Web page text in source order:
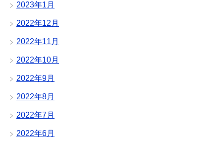
2023年1月
2022年12月
2022年11月
2022年10月
2022年9月
2022年8月
2022年7月
2022年6月